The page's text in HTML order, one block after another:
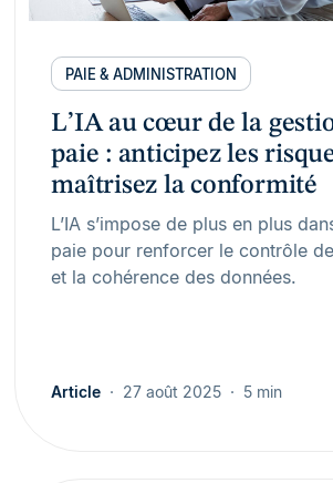
PAIE & ADMINISTRATION
L’IA au cœur de la
paie : anticipez les
maîtrisez la conformité
L’IA s’impose de plus en plus
paie pour renforcer le contrôle
et la cohérence des données.
Article 27 août 2025 5 min